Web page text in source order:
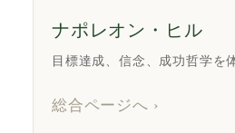
ナポレオン・ヒル
目標達成、信念、成功哲学を
総合ページへ ›